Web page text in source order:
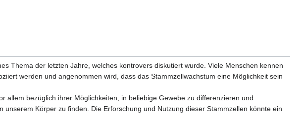
Thema der letzten Jahre, welches kontrovers diskutiert wurde. Viele Menschen kennen
werden und angenommen wird, dass das Stammzellwachstum eine Möglichkeit sein
allem bezüglich ihrer Möglichkeiten, in beliebige Gewebe zu differenzieren und
Körper zu finden. Die Erforschung und Nutzung dieser Stammzellen könnte ein